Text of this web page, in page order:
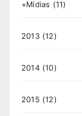
+Mídias (11)
2013(12)
2014(10)
2015 (12)